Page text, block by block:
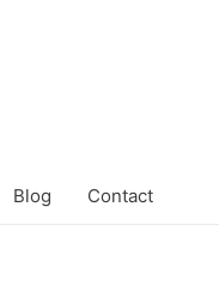
Blog Contact